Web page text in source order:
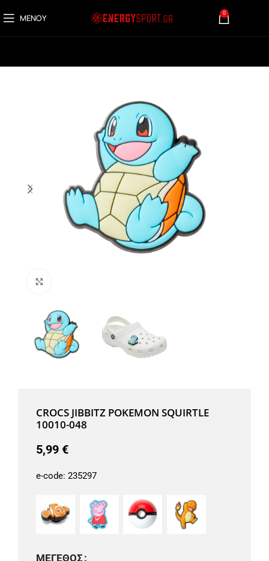
ΜΕΝΟΎ 0
CROCS JIBBITZ POKEMON SQUIRTLE
10010-048
5,99 €
e-code: 235297
ΜΈΓΕΘΟΣ